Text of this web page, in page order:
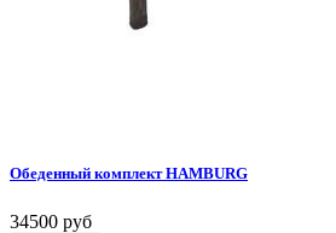
Обеденный комплект HAMBURG
34500 руб